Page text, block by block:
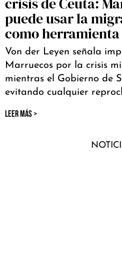
puede usar la
como
Von der Leyen señala
Marruecos por la crisis
mientras el Gobierno de
evitando cualquier
LEER MÁS >